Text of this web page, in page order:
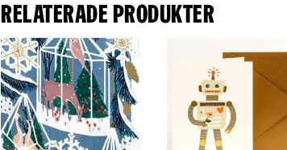
Relaterade produkter